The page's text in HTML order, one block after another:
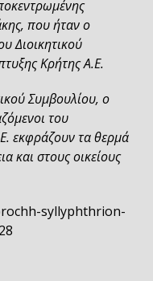
που ήταν ο
Διοικητικού
Κρήτης Α.Ε.
Συμβουλίου, ο
του
εκφράζουν τα θερμά
και στους οικείους
syllyphthrion-